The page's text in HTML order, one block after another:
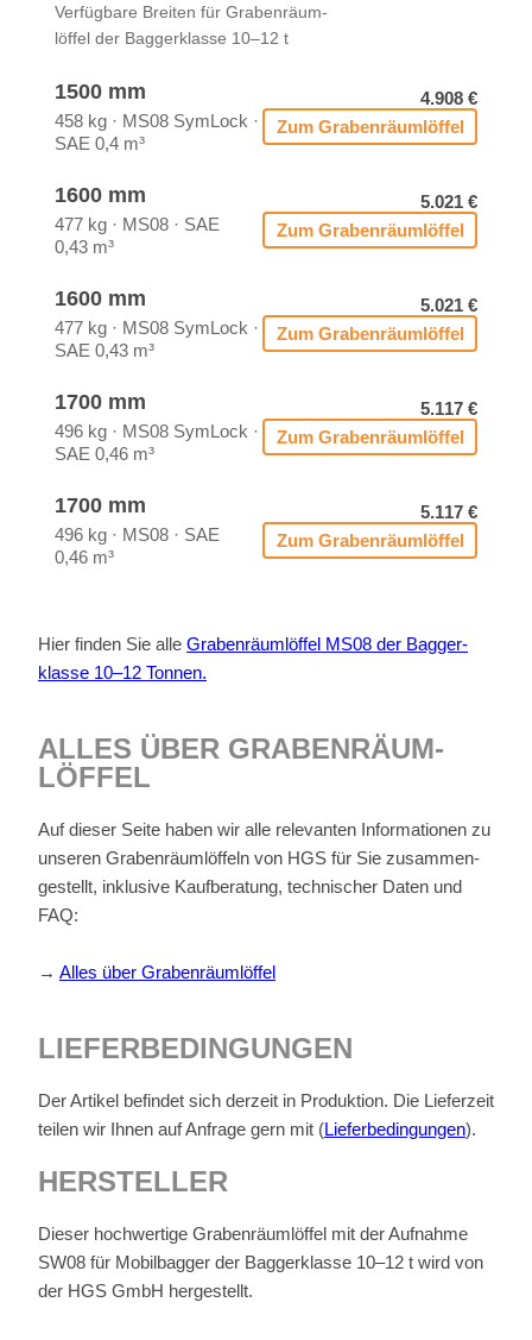
Ver­füg­ba­re Brei­ten für Gra­ben­räum­
löf­fel der Bag­ger­klas­se 10–12 t
1500 mm
458 kg · MS08 Sym­Lock ·
SAE 0,4 m³
4.908 €
Zum Gra­ben­räum­löf­fel
1600 mm
477 kg · MS08 · SAE
0,43 m³
5.021 €
Zum Gra­ben­räum­löf­fel
1600 mm
477 kg · MS08 Sym­Lock ·
SAE 0,43 m³
5.021 €
Zum Gra­ben­räum­löf­fel
1700 mm
496 kg · MS08 Sym­Lock ·
SAE 0,46 m³
5.117 €
Zum Gra­ben­räum­löf­fel
1700 mm
496 kg · MS08 · SAE
0,46 m³
5.117 €
Zum Gra­ben­räum­löf­fel
Hier fin­den Sie alle Gra­ben­räum­löf­fel MS08 der Bag­ger­
klas­se 10–12 Ton­nen.
AL­LES ÜBER GRA­BEN­RÄUM­
LÖF­FEL
Auf die­ser Sei­te ha­ben wir alle re­le­van­ten In­for­ma­tio­nen zu
un­se­ren Gra­ben­räum­löf­feln von HGS für Sie zu­sam­men­
ge­stellt, in­klu­si­ve Kauf­be­ra­tung, tech­ni­scher Da­ten und
FAQ:
→ Al­les über Gra­ben­räum­löf­fel
LIE­FER­BE­DIN­GUN­GEN
Der Ar­ti­kel be­fin­det sich der­zeit in Pro­duk­ti­on. Die Lie­fer­zeit
tei­len wir Ih­nen auf An­fra­ge gern mit (Lie­fer­be­din­gun­gen).
HER­STEL­LER
Die­ser hoch­wer­ti­ge Gra­ben­räum­löf­fel mit der Auf­nah­me
SW08 für Mo­bil­bag­ger der Bag­ger­klas­se 10–12 t wird von
der HGS GmbH her­ge­stellt.